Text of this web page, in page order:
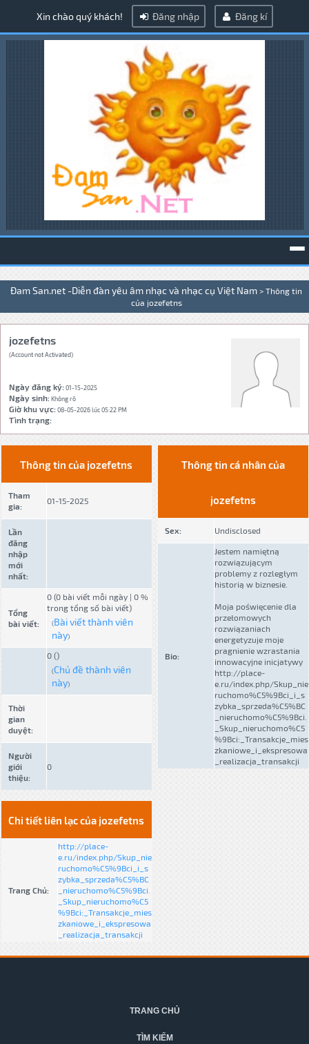
Xin chào quý khách! Đăng nhập Đăng kí
Đam San.net -Diễn đàn yêu âm nhạc và nhạc cụ Việt Nam > Thông tin
của jozefetns
jozefetns
(Account not Activated)
Ngày đăng ký:01-15-2025
Ngày sinh: Không rõ
Giờ khu vực:08-05-2026 lúc 05:22 PM
Tình trạng:
Thông tin của jozefetns
Tham
gia:
01-15-2025
Lần
đăng
nhập
mới
nhất:
Tổng
bài viết:
0 (0 bài viết mỗi ngày | 0 %
trong tổng số bài viết)
(Bài viết thành viên
này)
0 ()
(Chủ đề thành viên
này)
Thời
gian
duyệt:
Người
giới
thiệu:
0
Chi tiết liên lạc của jozefetns
Trang Chủ:
http://place-
e.ru/index.php/Skup_nie
ruchomo%C5%9Bci_i_s
zybka_sprzeda%C5%BC
_nieruchomo%C5%9Bci.
_Skup_nieruchomo%C5
%9Bci:_Transakcje_mies
zkaniowe_i_ekspresowa
_realizacja_transakcji
Thông tin cá nhân của
jozefetns
Sex: Undisclosed
Bio:
Jestem namiętną
rozwiązującym
problemy z rozległym
historią w biznesie.
Moja poświęcenie dla
przełomowych
rozwiązaniach
energetyzuje moje
pragnienie wzrastania
innowacyjne inicjatywy
http://place-
e.ru/index.php/Skup_nie
ruchomo%C5%9Bci_i_s
zybka_sprzeda%C5%BC
_nieruchomo%C5%9Bci.
_Skup_nieruchomo%C5
%9Bci:_Transakcje_mies
zkaniowe_i_ekspresowa
_realizacja_transakcji
TRANG CHỦ
TÌM KIẾM